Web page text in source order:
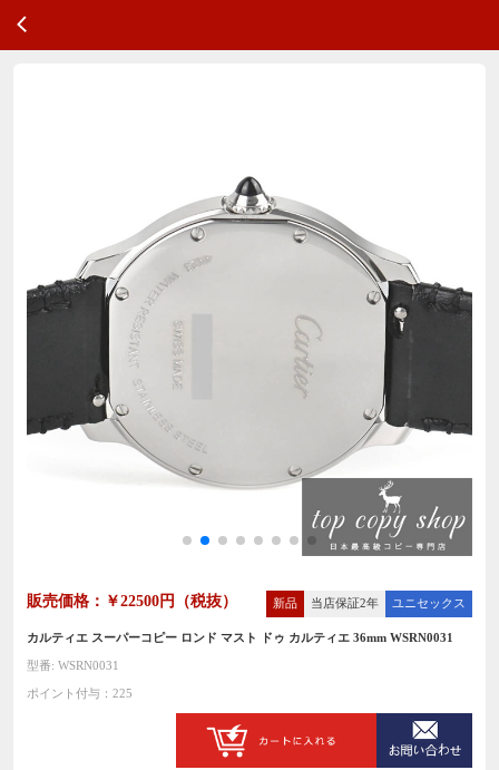
販売価格：￥22500円（税抜） 新品 当店保証2年 ユニセックス
カルティエ スーパーコピー ロンド マスト ドゥ カルティエ 36mm WSRN0031
型番: WSRN0031
ポイント付与：225